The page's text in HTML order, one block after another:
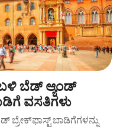
ಬೆಡ್ ಆ್ಯಂಡ್
ವಸತಿಗಳು
ಬಾಡಿಗೆಗಳನ್ನು